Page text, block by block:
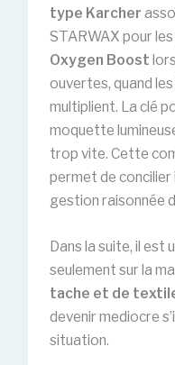
type Karcher
STARWAX pour
Oxygen Boost
ouvertes, quand
multiplient. La clé
moquette
trop vite. Cette
permet de
gestion raisonnée
Dans la suite, il est
seulement sur la
tache et de
devenir mediocre
situation.